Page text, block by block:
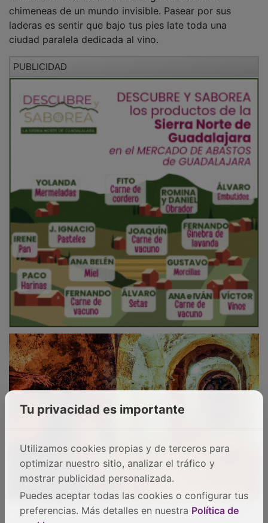
chimeneas de un mundo invisible. Pasear por sus
laderas es sentir que bajo tus pies late toda una
ciudad paralela dedicada al vino.
PUBLICIDAD
Y enHorche, uno de los grandes tesoros vinícolas de
Tu privacidad es importante
Utilizamos cookies propias y de terceros para
optimizar nuestro sitio, analizar el tráfico y
mostrar publicidad personalizada.
Puedes aceptar todas las cookies o configurar tus
preferencias. Más detalles en nuestra Política de